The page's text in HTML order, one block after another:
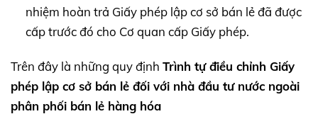
nhiệm hoàn trả Giấy phép lập cơ sở bán lẻ đã được
cấp trước đó cho Cơ quan cấp Giấy phép.
Trên đây là những quy định Trình tự điều chỉnh Giấy
phép lập cơ sở bán lẻ đối với nhà đầu tư nước ngoài
phân phối bán lẻ hàng hóa